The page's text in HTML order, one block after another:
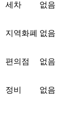
세차 없음
지역화폐 없음
편의점 없음
정비 없음